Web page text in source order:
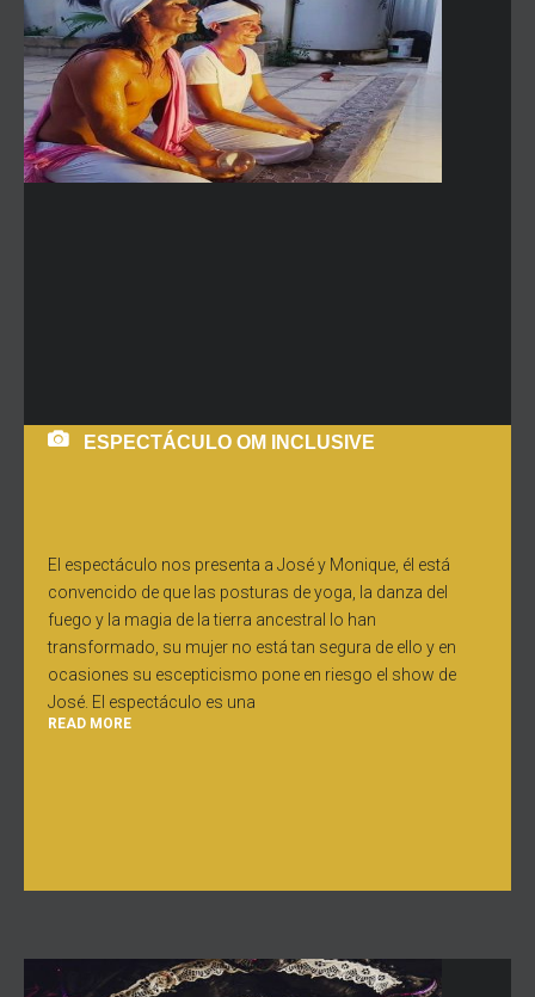
ESPECTÁCULO OM INCLUSIVE
El espectáculo nos presenta a José y Monique, él está
convencido de que las posturas de yoga, la danza del
fuego y la magia de la tierra ancestral lo han
transformado, su mujer no está tan segura de ello y en
ocasiones su escepticismo pone en riesgo el show de
José. El espectáculo es una
READ MORE